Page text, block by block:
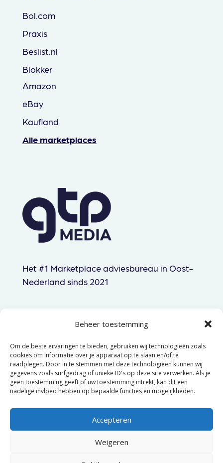
Beheer toestemming
Om de beste ervaringen te bieden, gebruiken wij technologieën zoals
cookies om informatie over je apparaat op te slaan en/of te
raadplegen. Door in te stemmen met deze technologieën kunnen wij
gegevens zoals surfgedrag of unieke ID's op deze site verwerken. Als je
geen toestemming geeft of uw toestemming intrekt, kan dit een
nadelige invloed hebben op bepaalde functies en mogelijkheden.
Accepteren
Weigeren
Bol.com
Praxis
Beslist.nl
Blokker
Amazon
eBay
Kaufland
Alle marketplaces
Het #1 Marketplace adviesbureau in Oost-
Nederland sinds 2021
hallo@gtpmedia.nl
Hengelo, NL